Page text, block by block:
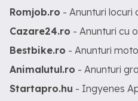
Romjob.ro - Anunturi locuri
Cazare24.ro - Anunturi cu
Bestbike.ro - Anunturi moto
Animalutul.ro - Anunturi
Startapro.hu - Ingyenes